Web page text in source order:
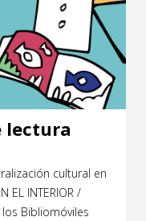
lectura
cultural en
EL INTERIOR /
Bibliomóviles